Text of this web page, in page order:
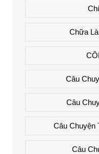
Chữa
Câu
Câu
Câu Chuyện
Câu